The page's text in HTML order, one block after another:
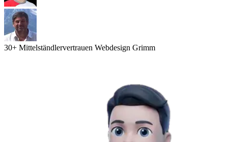
30+ Mittelständlervertrauen Webdesign Grimm